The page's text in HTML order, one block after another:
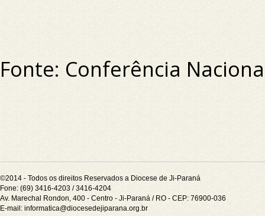
Fonte: Conferência
©2014 - Todos os direitos Reservados a Diocese de Ji-Paraná
Fone: (69) 3416-4203 / 3416-4204
Av. Marechal Rondon, 400 - Centro - Ji-Paraná / RO - CEP: 76900-036
E-mail: informatica@diocesedejiparana.org.br